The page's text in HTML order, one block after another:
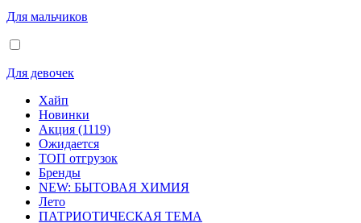
Для мальчиков
Для девочек
Хайп
Новинки
Акция (1119)
Ожидается
ТОП отгрузок
Бренды
NEW: БЫТОВАЯ ХИМИЯ
Лето
ПАТРИОТИЧЕСКАЯ ТЕМА